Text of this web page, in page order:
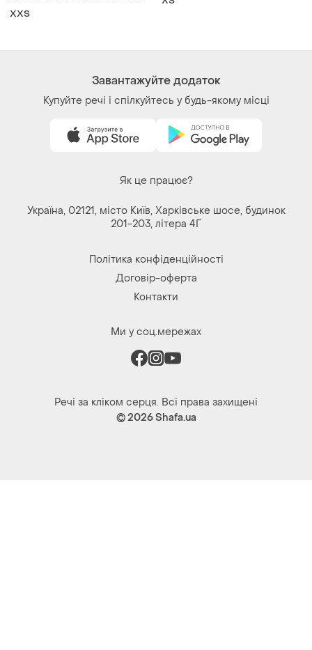
XХS
Завантажуйте додаток
Купуйте речі і спілкуйтесь у будь-якому місці
Як це працює?
Україна, 02121, місто Київ, Харківське шосе, будинок
201-203, літера 4Г
Політика конфіденційності
Договір-оферта
Контакти
Ми у соц.мережах
Речі за кліком серця. Всі права захищені
© 2026Shafa.ua